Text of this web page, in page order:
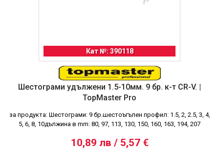
Кат №: 390118
Шестограми удължени 1.5-10мм. 9 бр. к-т CR-V. |
TopMaster Pro
за продукта: Шестограми: 9 бр.шестоъгълен профил: 1.5, 2, 2.5, 3, 4,
5, 6, 8, 10дължина в mm: 80, 97, 113, 130, 150, 160, 163, 194, 207
10,89 лв / 5,57 €